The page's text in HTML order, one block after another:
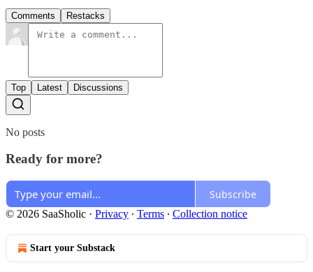
Comments Restacks
Top Latest Discussions
No posts
Ready for more?
Subscribe
© 2026 SaaSholic · Privacy ∙ Terms ∙ Collection notice
Start your Substack